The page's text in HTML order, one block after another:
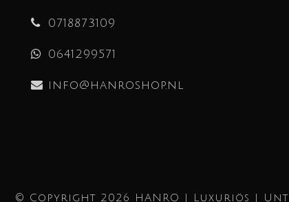
0718873109
0641299571
info@hanroshop.nl
© Copyright 2026 HANRO | Luxuriös |